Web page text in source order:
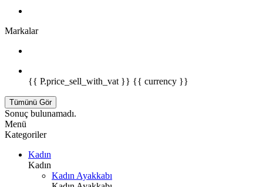
Markalar
{{ P.price_sell_with_vat }} {{ currency }}
Tümünü Gör
Sonuç bulunamadı.
Menü
Kategoriler
Kadın
Kadın
Kadın Ayakkabı